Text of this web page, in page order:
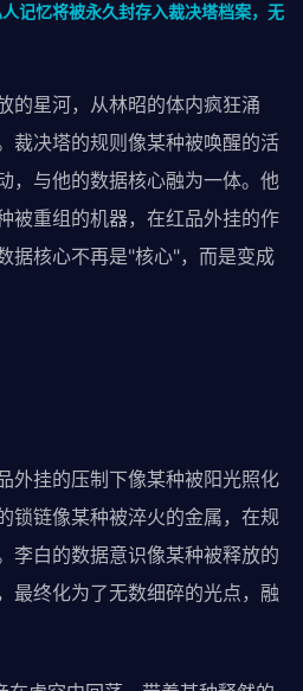
记忆将被永久封存入裁决塔档案，无
的星河，从林昭的体内疯狂涌
裁决塔的规则像某种被唤醒的活
，与他的数据核心融为一体。他
被重组的机器，在红品外挂的作
核心不再是"核心"，而是变成
外挂的压制下像某种被阳光照化
锁链像某种被淬火的金属，在规
李白的数据意识像某种被释放的
最终化为了无数细碎的光点，融